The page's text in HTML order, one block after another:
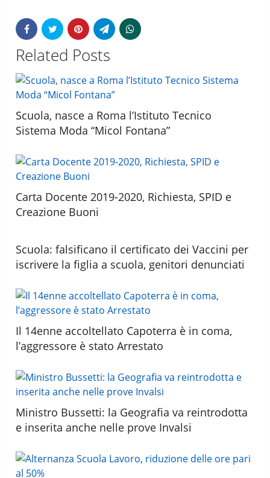
Related Posts
Scuola, nasce a Roma l’Istituto Tecnico
Sistema Moda “Micol Fontana”
Carta Docente 2019-2020, Richiesta, SPID e
Creazione Buoni
Scuola: falsificano il certificato dei Vaccini per
iscrivere la figlia a scuola, genitori denunciati
Il 14enne accoltellato Capoterra è in coma,
l’aggressore è stato Arrestato
Ministro Bussetti: la Geografia va reintrodotta
e inserita anche nelle prove Invalsi